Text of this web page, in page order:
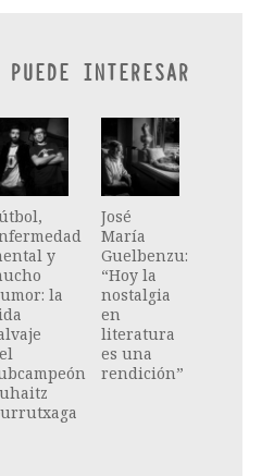
INTERESAR
y
la
José
María
Guelbenzu:
“Hoy la
nostalgia
en
literatura
es una
rendición”